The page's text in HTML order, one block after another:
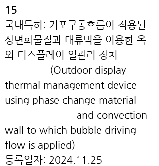
15
국내특허: 기포구동흐름이 적용된
상변화물질과 대류벽을 이용한 옥
외 디스플레이 열관리 장치
(Outdoor display
thermal management device
using phase change material
and convection
wall to which bubble driving
flow is applied)
등록일자: 2024.11.25